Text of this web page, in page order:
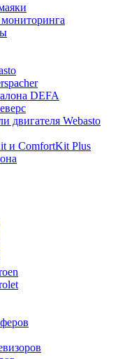
DEFA
двигателя Webasto
и ComfortKit Plus